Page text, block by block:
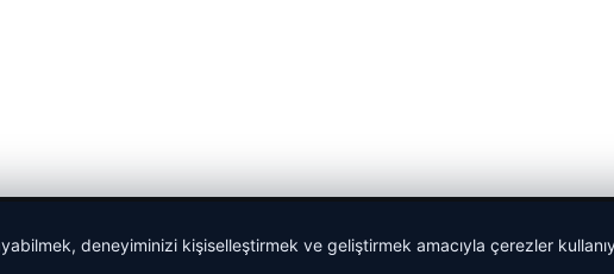
deneyiminizi kişiselleştirmek ve geliştirmek amacıyla çerezler